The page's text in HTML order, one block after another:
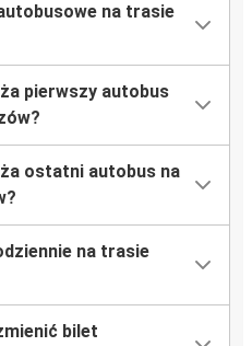
na trasie
pierwszy autobus
ostatni autobus na
na trasie
bilet